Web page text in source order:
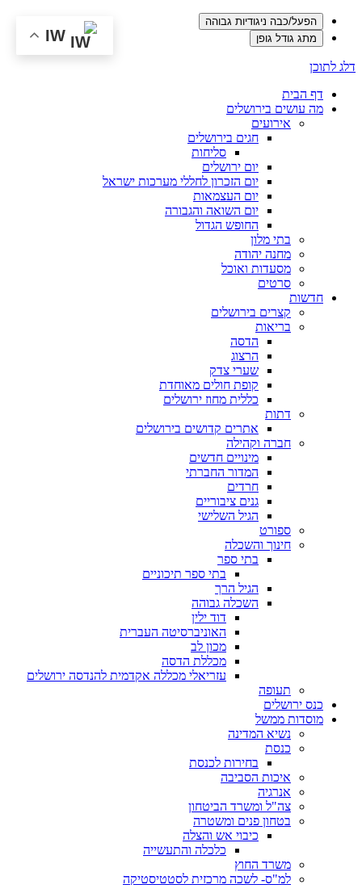
הפעל/כבה ניגודיות גבוהה
מתג גודל גופן
דלג לתוכן
דף הבית
מה עושים בירושלים
אירועים
חגים בירושלים
סליחות
יום ירושלים
יום הזכרון לחללי מערכות ישראל
יום העצמאות
יום השואה והגבורה
החופש הגדול
בתי מלון
מחנה יהודה
מסעדות ואוכל
סרטים
חדשות
קצרים בירושלים
בריאות
הדסה
הרצוג
שערי צדק
קופת חולים מאוחדת
כללית מחוז ירושלים
דתות
אתרים קדושים בירושלים
חברה וקהילה
מינויים חדשים
המדור החברתי
חרדים
גנים ציבוריים
הגיל השלישי
ספורט
חינוך והשכלה
בתי ספר
בתי ספר תיכוניים
הגיל הרך
השכלה גבוהה
דוד ילין
האוניברסיטה העברית
מכון לב
מכללת הדסה
עזריאלי מכללה אקדמית להנדסה ירושלים
תעופה
כנס ירושלים
מוסדות ממשל
נשיא המדינה
כנסת
בחירות לכנסת
איכות הסביבה
אנרגיה
צה"ל ומשרד הביטחון
בטחון פנים ומשטרה
כיבוי אש והצלה
כלכלה והתעשייה
משרד החוץ
למ"ס- לשכה מרכזית לסטטיסטיקה
IW